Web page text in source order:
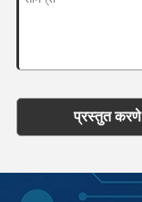
प्रस्तुत करणे